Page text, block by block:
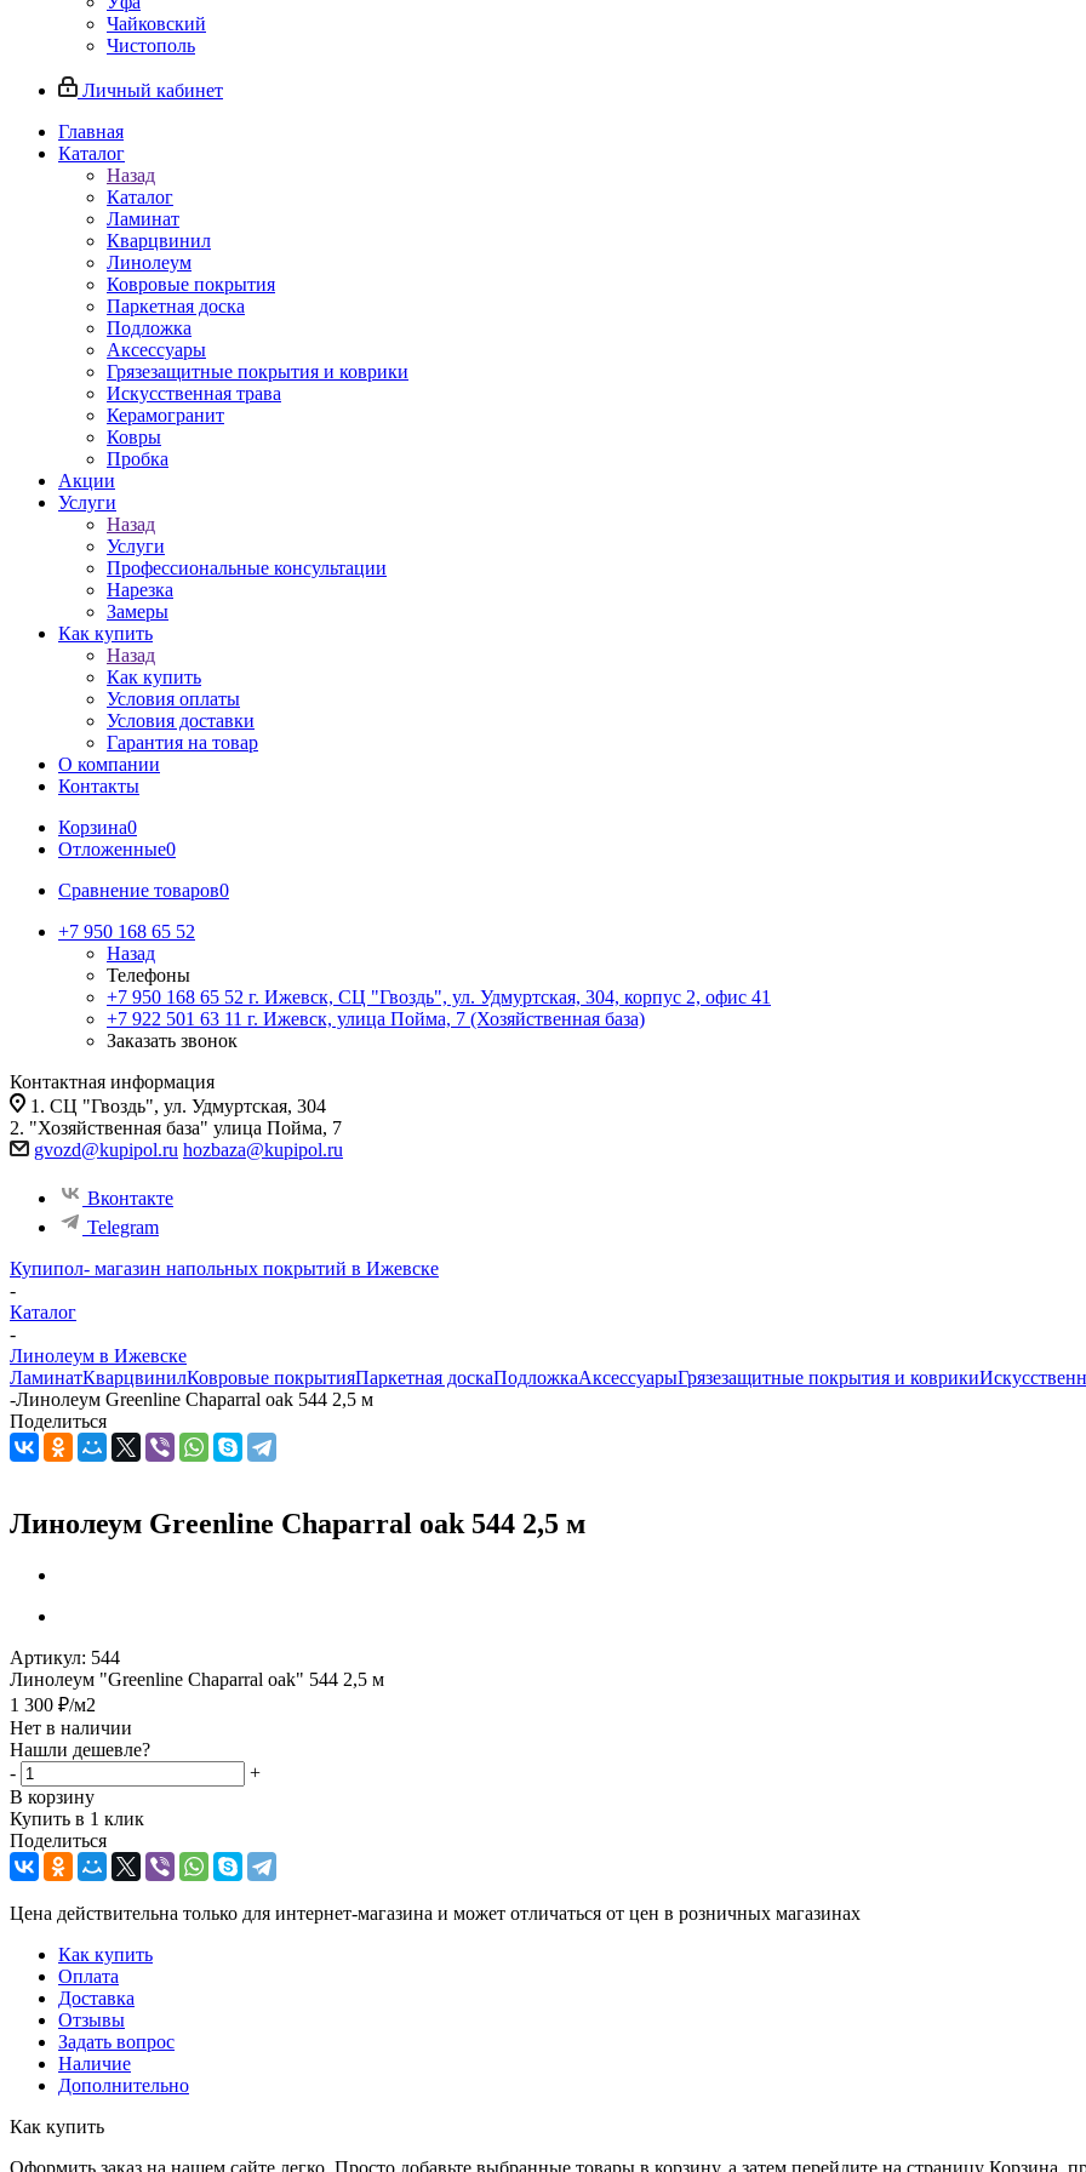
Чайковский
Чистополь
Личный кабинет
Главная
Каталог
Назад
Каталог
Ламинат
Кварцвинил
Линолеум
Ковровые покрытия
Паркетная доска
Подложка
Аксессуары
Грязезащитные покрытия и коврики
Искусственная трава
Керамогранит
Ковры
Пробка
Акции
Услуги
Назад
Услуги
Профессиональные консультации
Нарезка
Замеры
Как купить
Назад
Как купить
Условия оплаты
Условия доставки
Гарантия на товар
О компании
Контакты
Корзина0
Отложенные0
Сравнение товаров0
+7 950 168 65 52
Назад
Телефоны
+7 950 168 65 52 г. Ижевск, СЦ "Гвоздь", ул. Удмуртская, 304, корпус 2, офис 41
+7 922 501 63 11 г. Ижевск, улица Пойма, 7 (Хозяйственная база)
Заказать звонок
Контактная информация
1. СЦ "Гвоздь", ул. Удмуртская, 304
2. "Хозяйственная база" улица Пойма, 7
gvozd@kupipol.ru hozbaza@kupipol.ru
Вконтакте
Telegram
Купипол- магазин напольных покрытий в Ижевске
-
Каталог
-
Линолеум в Ижевске
ЛаминатКварцвинилКовровые покрытияПаркетная доскаПодложкаАксессуарыГрязезащитные покрытия и коврики
-Линолеум Greenline Chaparral oak 544 2,5 м
Поделиться
Линолеум Greenline Chaparral oak 544 2,5 м
Артикул: 544
Линолеум "Greenline Chaparral oak" 544 2,5 м
1 300 ₽/м2
Нет в наличии
Нашли дешевле?
-
+
В корзину
Купить в 1 клик
Поделиться
Цена действительна только для интернет-магазина и может отличаться от цен в розничных магазинах
Как купить
Оплата
Доставка
Отзывы
Задать вопрос
Наличие
Дополнительно
Как купить
Оформить заказ на нашем сайте легко. Просто добавьте выбранные товары в корзину, а затем перейдите на страницу Корзина,